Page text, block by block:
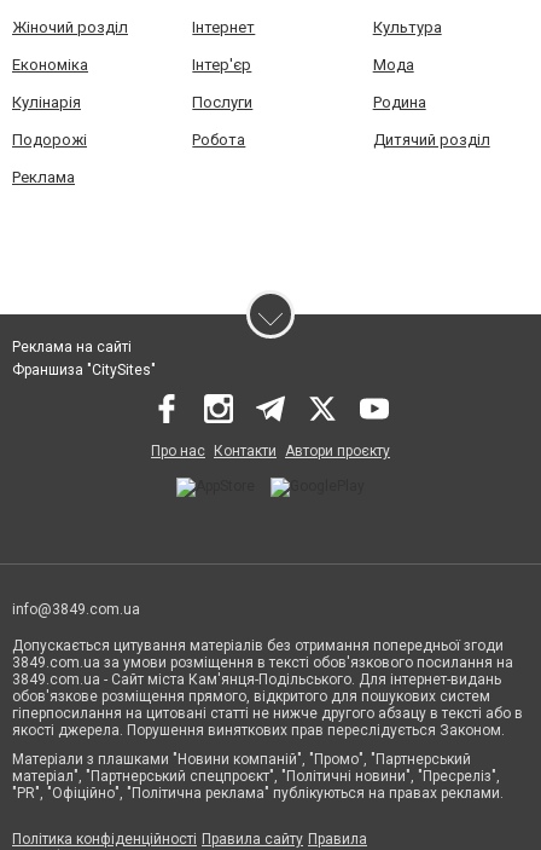
Жіночий розділ Інтернет Культура
Економіка Інтер'єр Мода
Кулінарія Послуги Родина
Подорожі Робота Дитячий розділ
Реклама
Реклама на сайті
Франшиза "CitySites"
Про нас Контакти Автори проєкту
info@3849.com.ua
Допускається цитування матеріалів без отримання попередньої згоди
3849.com.ua за умови розміщення в тексті обов'язкового посилання на
3849.com.ua - Сайт міста Кам'янця-Подільського. Для інтернет-видань
обов'язкове розміщення прямого, відкритого для пошукових систем
гіперпосилання на цитовані статті не нижче другого абзацу в тексті або в
якості джерела. Порушення виняткових прав переслідується Законом.
Матеріали з плашками "Новини компаній", "Промо", "Партнерський
матеріал", "Партнерський спецпроєкт", "Політичні новини", "Пресреліз",
"PR", "Офіційно", "Політична реклама" публікуються на правах реклами.
Політика конфіденційності Правила сайту Правила